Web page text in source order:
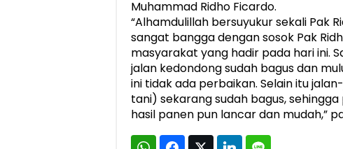
Muhammad Ridho Ficardo.
“Alhamdulillah bersuyukur sekali Pak
sangat bangga dengan sosok Pak
masyarakat yang hadir pada hari ini.
jalan kedondong sudah bagus dan
ini tidak ada perbaikan. Selain itu
tani) sekarang sudah bagus,
hasil panen pun lancar dan mudah,”